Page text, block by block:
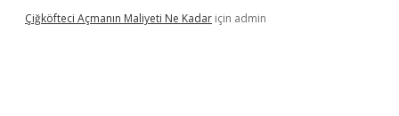
Çiğköfteci Açmanın Maliyeti Ne Kadar için admin